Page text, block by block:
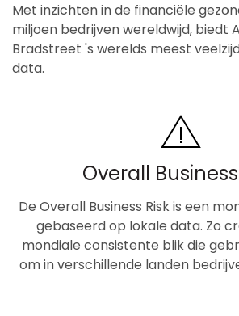
Met inzichten in de financiële
miljoen bedrijven wereldwijd, biedt
Bradstreet 's werelds meest
data.
Overall
De Overall Business Risk is een
gebaseerd op lokale data. Zo
mondiale consistente blik die
om in verschillende landen